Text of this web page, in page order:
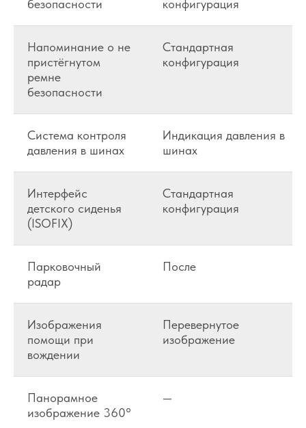
безопасности конфигурация
Напоминание о не
пристёгнутом
ремне
безопасности
Стандартная
конфигурация
Система контроля
давления в шинах
Индикация давления в
шинах
Интерфейс
детского сиденья
(ISOFIX)
Стандартная
конфигурация
Парковочный
радар
После
Изображения
помощи при
вождении
Перевернутое
изображение
Панорамное
изображение 360°
—